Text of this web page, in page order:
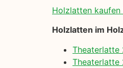
Holzlatten kaufen
Holzlatten im
Theaterlatte
Theaterlatte